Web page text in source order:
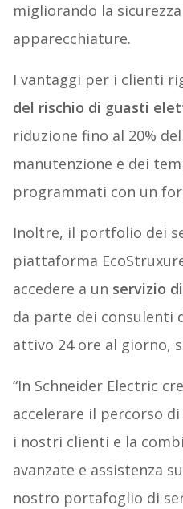
migliorando la
apparecchiature.
I vantaggi per i clienti
del rischio di guasti
riduzione fino al 20%
manutenzione e dei
programmati con un
Inoltre, il portfolio dei
piattaforma
accedere a un servizio
da parte dei consulenti
attivo 24 ore al giorno,
“In Schneider Electric
accelerare il percorso
i nostri clienti e la
avanzate e assistenza
nostro portafoglio di